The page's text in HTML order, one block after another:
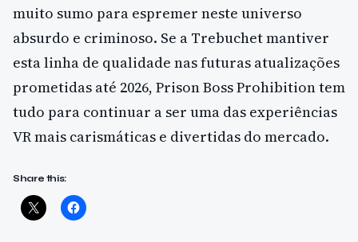
muito sumo para espremer neste universo
absurdo e criminoso. Se a Trebuchet mantiver
esta linha de qualidade nas futuras atualizações
prometidas até 2026, Prison Boss Prohibition tem
tudo para continuar a ser uma das experiências
VR mais carismáticas e divertidas do mercado.
Share this: